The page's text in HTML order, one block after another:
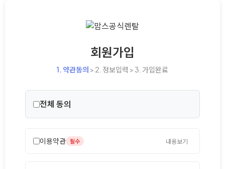
회원가입
1. 약관동의 > 2. 정보입력 > 3. 가입완료
전체 동의
이용약관 필수 내용보기